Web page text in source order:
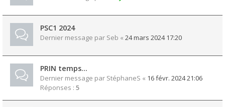
PSC1 2024
Dernier message par Seb « 24 mars 2024 17:20
PRIN temps...
Dernier message par StéphaneS « 16 févr. 2024 21:06
Réponses : 5